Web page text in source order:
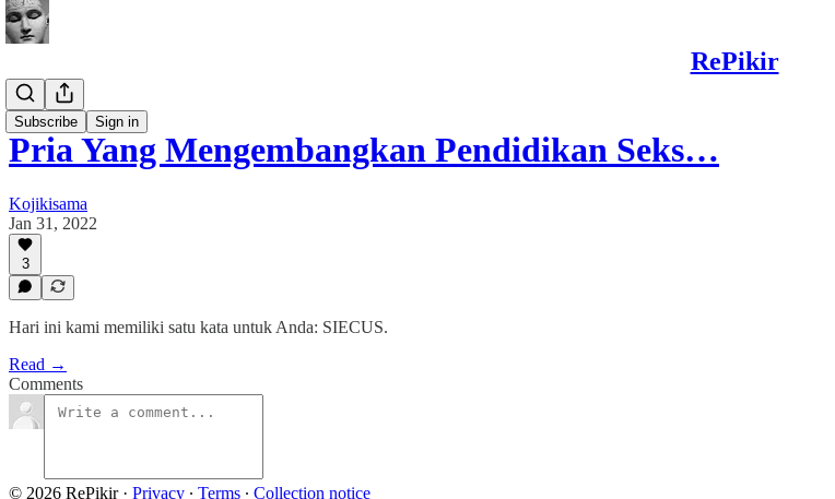
RePikir
Subscribe Sign in
Buletin
Pria Yang Mengembangkan Pendidikan Seks…
Kojikisama
Jan 31, 2022
3
Hari ini kami memiliki satu kata untuk Anda: SIECUS.
Read →
Comments
© 2026 RePikir· Privacy ∙ Terms ∙ Collection notice